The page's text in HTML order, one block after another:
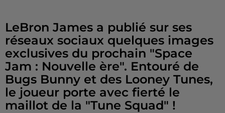
LeBron James a publié sur ses
réseaux sociaux quelques images
exclusives du prochain "Space
Jam : Nouvelle ère". Entouré de
Bugs Bunny et des Looney Tunes,
le joueur porte avec fierté le
maillot de la "Tune Squad" !